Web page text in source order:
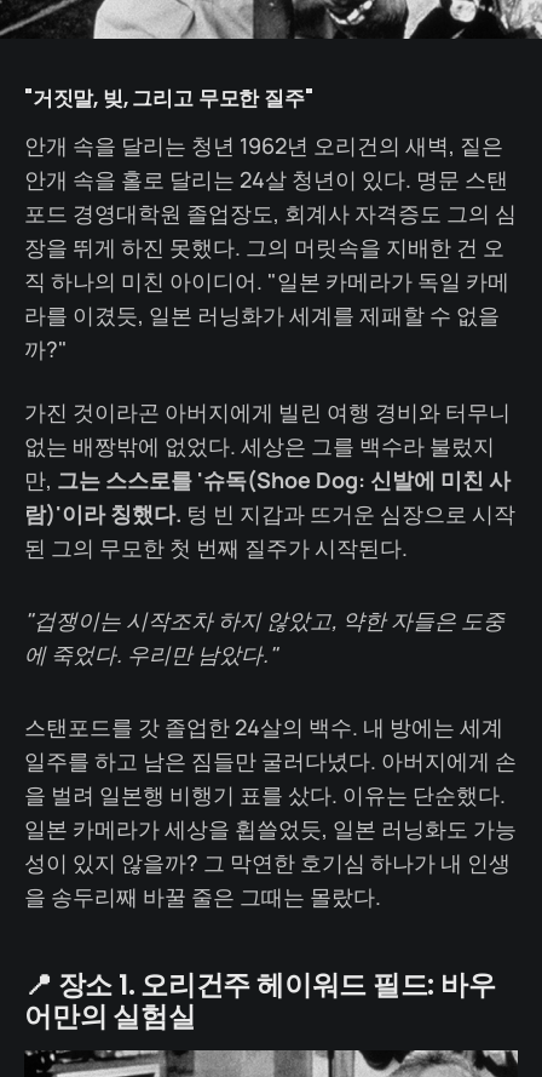
"거짓말, 빚, 그리고 무모한 질주"
안개 속을 달리는 청년 1962년 오리건의 새벽, 짙은
안개 속을 홀로 달리는 24살 청년이 있다. 명문 스탠
포드 경영대학원 졸업장도, 회계사 자격증도 그의 심
장을 뛰게 하진 못했다. 그의 머릿속을 지배한 건 오
직 하나의 미친 아이디어. "일본 카메라가 독일 카메
라를 이겼듯, 일본 러닝화가 세계를 제패할 수 없을
까?"
가진 것이라곤 아버지에게 빌린 여행 경비와 터무니
없는 배짱밖에 없었다. 세상은 그를 백수라 불렀지
만, 그는 스스로를 '슈독(Shoe Dog: 신발에 미친 사
람)'이라 칭했다. 텅 빈 지갑과 뜨거운 심장으로 시작
된 그의 무모한 첫 번째 질주가 시작된다.
"겁쟁이는 시작조차 하지 않았고, 약한 자들은 도중
에 죽었다. 우리만 남았다."
스탠포드를 갓 졸업한 24살의 백수. 내 방에는 세계
일주를 하고 남은 짐들만 굴러다녔다. 아버지에게 손
을 벌려 일본행 비행기 표를 샀다. 이유는 단순했다.
일본 카메라가 세상을 휩쓸었듯, 일본 러닝화도 가능
성이 있지 않을까? 그 막연한 호기심 하나가 내 인생
을 송두리째 바꿀 줄은 그때는 몰랐다.
📍 장소 1. 오리건주 헤이워드 필드: 바우
어만의 실험실